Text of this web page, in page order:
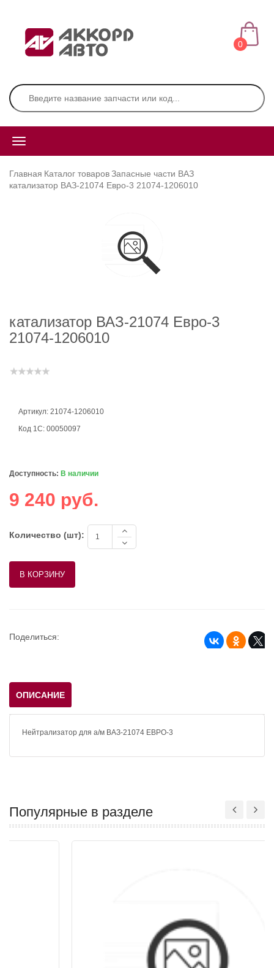
0
Главная Каталог товаровЗапасные части ВАЗ
катализатор ВАЗ-21074 Евро-3 21074-1206010
катализатор ВАЗ-21074 Евро-3
21074-1206010
Артикул: 21074-1206010
Код 1С: 00050097
Доступность: В наличии
9 240 руб.
Количество (шт):
Поделиться:
ОПИСАНИЕ
Нейтрализатор для а/м ВАЗ-21074 ЕВРО-3
Популярные в разделе